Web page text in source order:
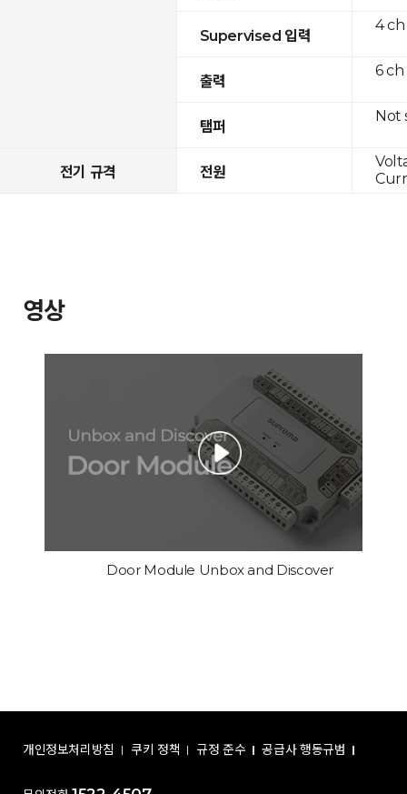
Supervised 입력
출력
탬퍼
전기 규격 전원
4 ch
6 ch
Not
영상
Door Module Unbox and Discover
개인정보처리방침 쿠키 정책 규정 준수 공급사 행동규범